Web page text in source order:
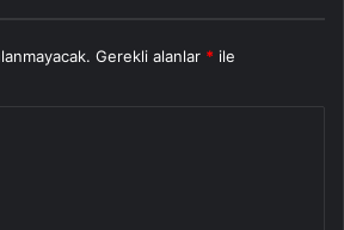
Gerekli alanlar * ile